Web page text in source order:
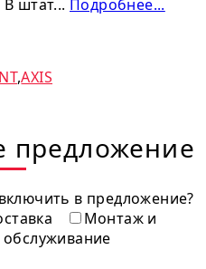
штат... Подробнее...
,AXIS
предложение
в предложение?
Монтаж и